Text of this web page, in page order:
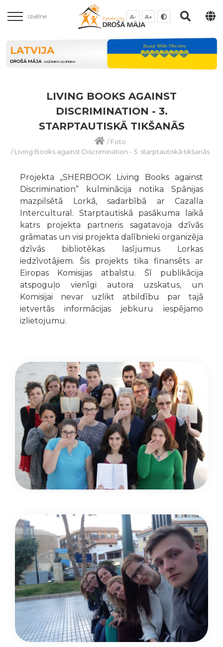
Izvēlne A- A+
LATVIJA
DROŠĀ MĀJA DAŽĀDIEM CILVĒKIEM
LIVING BOOKS AGAINST
DISCRIMINATION - 3.
STARPTAUTISKĀ TIKŠANĀS
/Foto
/Living Books against Discrimination - 3. starptautiskā tikšanās
Projekta „SHERBOOK Living Books against
Discrimination” kulminācija notika Spānijas
mazpilsētā Lorkā, sadarbībā ar Cazalla
Intercultural. Starptautiskā pasākuma laikā
katrs projekta partneris sagatavoja dzīvās
grāmatas un visi projekta dalībnieki organizēja
dzīvās bibliotēkas lasījumus Lorkas
iedzīvotājiem. Šis projekts tika finansēts ar
Eiropas Komisijas atbalstu. Šī publikācija
atspoguļo vienīgi autora uzskatus, un
Komisijai nevar uzlikt atbildību par tajā
ietvertās informācijas jebkuru iespējamo
izlietojumu.